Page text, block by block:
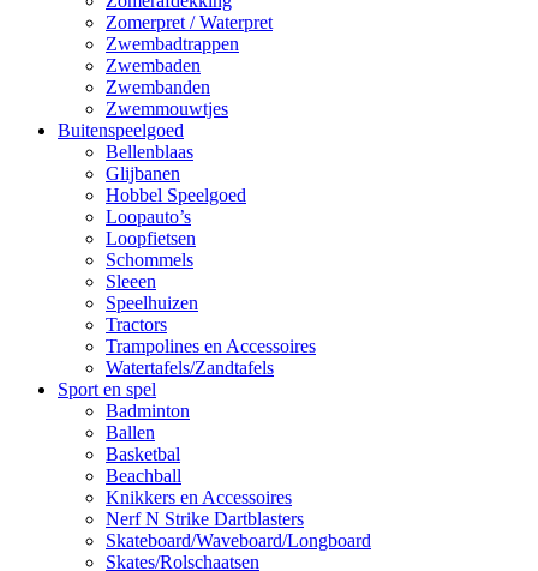
Zomerpret / Waterpret
Zwembadtrappen
Zwembaden
Zwembanden
Zwemmouwtjes
Buitenspeelgoed
Bellenblaas
Glijbanen
Hobbel Speelgoed
Loopauto’s
Loopfietsen
Schommels
Sleeen
Speelhuizen
Tractors
Trampolines en Accessoires
Watertafels/Zandtafels
Sport en spel
Badminton
Ballen
Basketbal
Beachball
Knikkers en Accessoires
Nerf N Strike Dartblasters
Skateboard/Waveboard/Longboard
Skates/Rolschaatsen